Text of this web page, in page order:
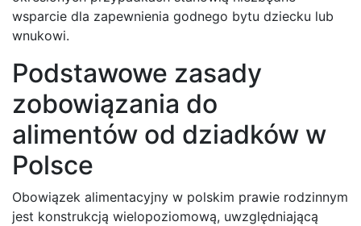
wsparcie dla zapewnienia godnego bytu dziecku lub
wnukowi.
Podstawowe zasady
zobowiązania do
alimentów od dziadków w
Polsce
Obowiązek alimentacyjny w polskim prawie rodzinnym
jest konstrukcją wielopoziomową, uwzględniającą